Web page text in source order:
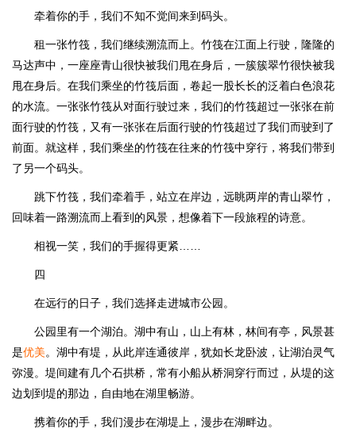
牵着你的手，我们不知不觉间来到码头。
租一张竹筏，我们继续溯流而上。竹筏在江面上行驶，隆隆的
马达声中，一座座青山很快被我们甩在身后，一簇簇翠竹很快被我
甩在身后。在我们乘坐的竹筏后面，卷起一股长长的泛着白色浪花
的水流。一张张竹筏从对面行驶过来，我们的竹筏超过一张张在前
面行驶的竹筏，又有一张张在后面行驶的竹筏超过了我们而驶到了
前面。就这样，我们乘坐的竹筏在往来的竹筏中穿行，将我们带到
了另一个码头。
跳下竹筏，我们牵着手，站立在岸边，远眺两岸的青山翠竹，
回味着一路溯流而上看到的风景，想像着下一段旅程的诗意。
相视一笑，我们的手握得更紧……
四
在远行的日子，我们选择走进城市公园。
公园里有一个湖泊。湖中有山，山上有林，林间有亭，风景甚
是优美。湖中有堤，从此岸连通彼岸，犹如长龙卧波，让湖泊灵气
弥漫。堤间建有几个石拱桥，常有小船从桥洞穿行而过，从堤的这
边划到堤的那边，自由地在湖里畅游。
携着你的手，我们漫步在湖堤上，漫步在湖畔边。